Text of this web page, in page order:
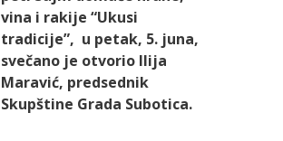
vina i rakije “Ukusi
tradicije”, u petak, 5. juna,
svečano je otvorio Ilija
Maravić, predsednik
Skupštine Grada Subotica.